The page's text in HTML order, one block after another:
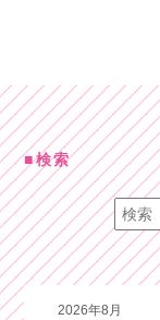
検索
2026年8月